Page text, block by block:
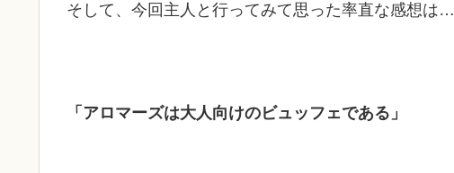
そして、今回主人と行ってみて思った率直な感想は…
「アロマーズは大人向けのビュッフェである」